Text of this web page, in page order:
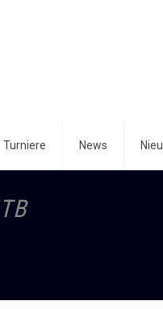
Turniere News